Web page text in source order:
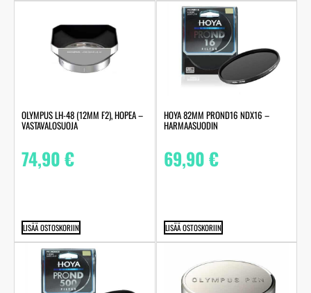
OLYMPUS LH-48 (12MM F2), HOPEA –
VASTAVALOSUOJA
74,90€
LISÄÄ OSTOSKORIIN
HOYA 82MM PROND16 NDX16 –
HARMAASUODIN
69,90€
LISÄÄ OSTOSKORIIN